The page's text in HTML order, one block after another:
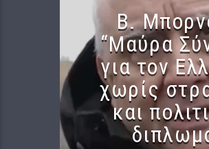
B.
“Μαύρα
για τον
χωρίς
και